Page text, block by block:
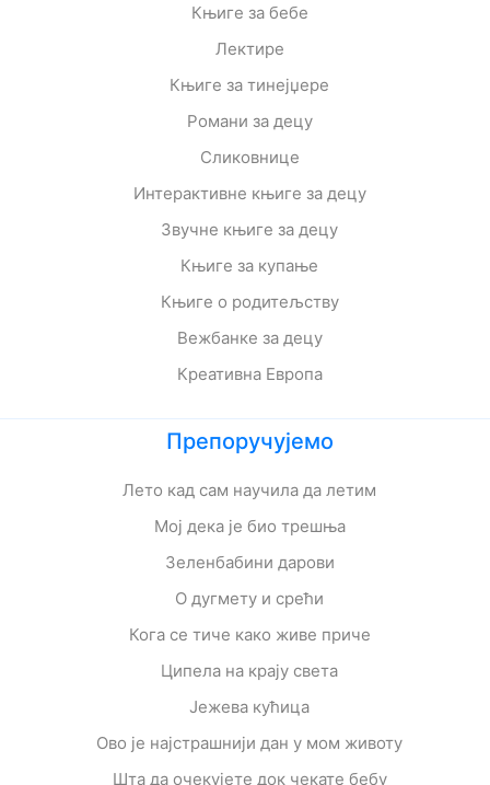
Књиге за бебе
Лектире
Књиге за тинејџере
Романи за децу
Сликовнице
Интерактивне књиге за децу
Звучне књиге за децу
Књиге за купање
Књиге о родитељству
Вежбанке за децу
Креативна Европа
Препоручујемо
Лето кад сам научила да летим
Мој дека је био трешња
Зеленбабини дарови
О дугмету и срећи
Кога се тиче како живе приче
Ципела на крају света
Јежева кућица
Ово је најстрашнији дан у мом животу
Шта да очекујете док чекате бебу